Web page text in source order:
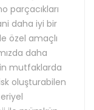
parçacıkları
daha iyi bir
özel amaçlı
daha
mutfaklarda
oluşturabilen